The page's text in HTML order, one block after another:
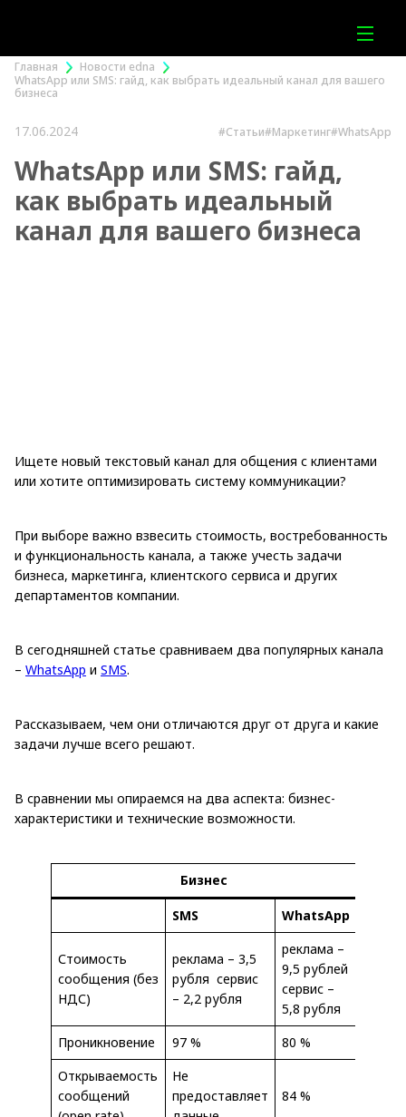
Главная
Новости edna
WhatsApp или SMS: гайд, как выбрать идеальный канал для вашего
бизнеса
17.06.2024 #Статьи#Маркетинг#WhatsApp
WhatsApp или SMS: гайд,
как выбрать идеальный
канал для вашего бизнеса
Ищете новый текстовый канал для общения с клиентами
или хотите оптимизировать систему коммуникации?
При выборе важно взвесить стоимость, востребованность
и функциональность канала, а также учесть задачи
бизнеса, маркетинга, клиентского сервиса и других
департаментов компании.
В сегодняшней статье сравниваем два популярных канала
– WhatsApp и SMS.
Рассказываем, чем они отличаются друг от друга и какие
задачи лучше всего решают.
В сравнении мы опираемся на два аспекта: бизнес-
характеристики и технические возможности.
Бизнес
SMS WhatsApp
Стоимость
сообщения (без
НДС)
реклама – 3,5
рубля сервис
– 2,2 рубля
реклама –
9,5 рублей
сервис –
5,8 рубля
Проникновение
97 %
80 %
Открываемость
сообщений
Не
предоставляет
84 %